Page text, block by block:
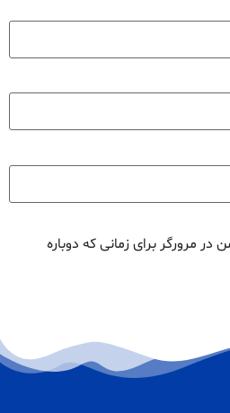
مرورگر برای زمانی که دوباره